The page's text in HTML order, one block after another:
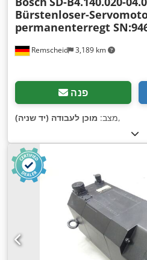
Remscheid 3,189 km
Bürstenloser-
permanenterregt
פנה
מצב: מוכן לעבודה (יד שניה) ,